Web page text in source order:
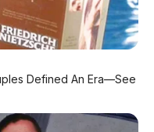
Defined An Era—See